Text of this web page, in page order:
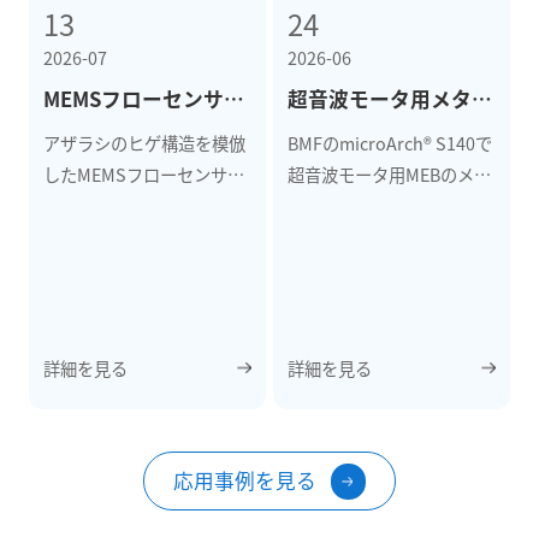
13
2026-07
MEMSフローセンサ×精密3Dプリント｜アザラシのヒゲ構造を模倣した微細・高精度造形
アザラシのヒゲ構造を模倣
したMEMSフローセンサ研
詳細を見る
24
2026-06
超音波モータ用メタエンジンブロックを高精度3Dプリントで製作｜音響OAMによる非接触回転制御への応用
BMFのmicroArch® S140で
超音波モータ用MEBのメタ
詳細を見る
応用事例を見る